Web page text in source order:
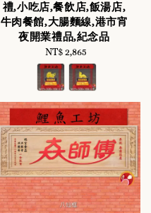
禮,小吃店,餐飲店,飯湯店,
牛肉餐館,大腸麵線,港市宵
夜開業禮品,紀念品
Regular
price
NT$ 2,865